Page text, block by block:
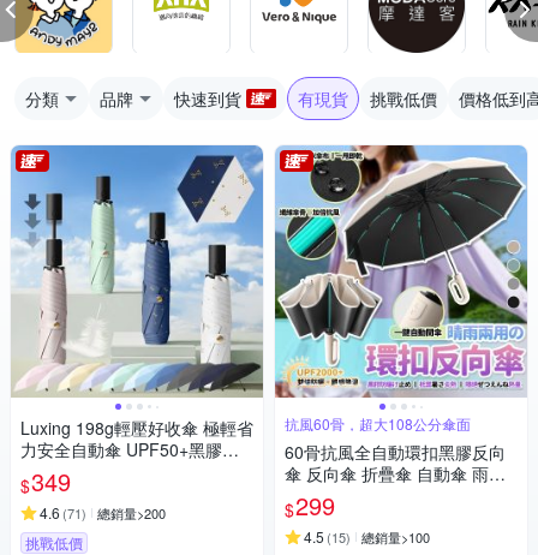
分類 品牌 快速到貨 有現貨 挑戰低價 價格低到
Luxing 198g輕壓好收傘 極輕省
力安全自動傘 UPF50+黑膠防
曬陽傘 折疊傘晴雨傘口袋傘 迷
你輕量傘
$349
4.6 (71) 總銷量>200
挑戰低價
抗風60骨，超大108公分傘面
60骨抗風全自動環扣黑膠反向
傘 反向傘 折疊傘 自動傘 雨傘
遮陽傘 樂豐生活
$299
4.5 (15) 總銷量>100